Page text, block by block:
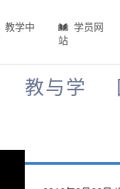
教学中
学员网
站
教与学